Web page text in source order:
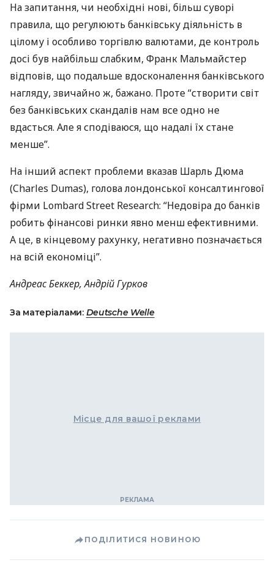
На запитання, чи необхідні нові, більш суворі
правила, що регулюють банківську діяльність в
цілому і особливо торгівлю валютами, де контроль
досі був найбільш слабким, Франк Мальмайстер
відповів, що подальше вдосконалення банківського
нагляду, звичайно ж, бажано. Проте “створити світ
без банківських скандалів нам все одно не
вдасться. Але я сподіваюся, що надалі їх стане
менше”.
На інший аспект проблеми вказав Шарль Дюма
(Charles Dumas), голова лондонської консалтингової
фірми Lombard Street Research: “Недовіра до банків
робить фінансові ринки явно менш ефективними.
А це, в кінцевому рахунку, негативно позначається
на всій економіці”.
Андреас Беккер, Андрій Гурков
За матеріалами: Deutsche Welle
Місце для вашої реклами
ПОДІЛИТИСЯ НОВИНОЮ